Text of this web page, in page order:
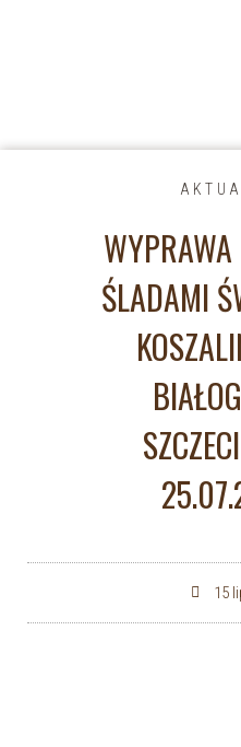
ŚLADAMI
15